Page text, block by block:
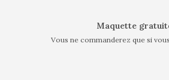
Maquette
Vous ne commanderez que si